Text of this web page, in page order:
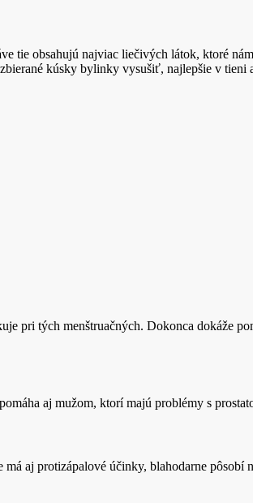
tie obsahujú najviac liečivých látok, ktoré
kúsky bylinky vysušiť, najlepšie v tieni
pri tých menštruačných. Dokonca dokáže
aj mužom, ktorí majú problémy s
má aj protizápalové účinky, blahodarne pôsobí